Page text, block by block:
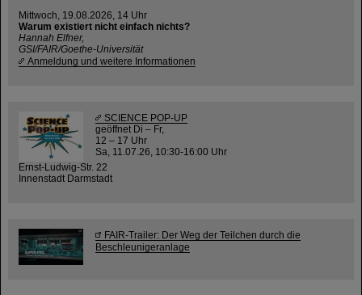
Mittwoch, 19.08.2026, 14 Uhr
Warum existiert nicht einfach nichts?
Hannah Elfner,
GSI/FAIR/Goethe-Universität
Anmeldung und weitere Informationen
SCIENCE POP-UP
geöffnet Di – Fr,
12 – 17 Uhr
Sa, 11.07.26, 10:30-16:00 Uhr
Ernst-Ludwig-Str. 22
Innenstadt Darmstadt
FAIR-Trailer: Der Weg der Teilchen durch die
Beschleunigeranlage